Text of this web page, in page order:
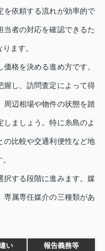
を依頼する流れが効率的で
者の対応を確認できるた
ます。
格を決める進め方です。
握し、訪問査定によって得
周辺相場や物件の状態を踏
しましょう。特に糸島のよ
の比較や交通利便性など地
択する段階に進みます。媒
専属専任媒介の三種類があ
い 報告義務等